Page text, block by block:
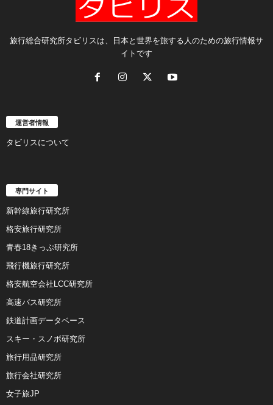
旅行総合研究所タビリスは、日本と世界を旅する人のための旅行情報サ
イトです
運営者情報
タビリスについて
専門サイト
新幹線旅行研究所
格安旅行研究所
青春18きっぷ研究所
飛行機旅行研究所
格安航空会社LCC研究所
高速バス研究所
鉄道計画データベース
スキー・スノボ研究所
旅行用品研究所
旅行会社研究所
女子旅JP